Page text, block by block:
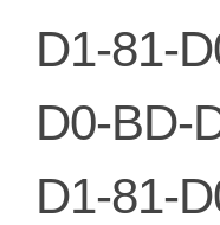
D1-81-
D0-BD-
D1-81-